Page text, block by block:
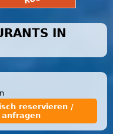
IN
reservieren /
anfragen